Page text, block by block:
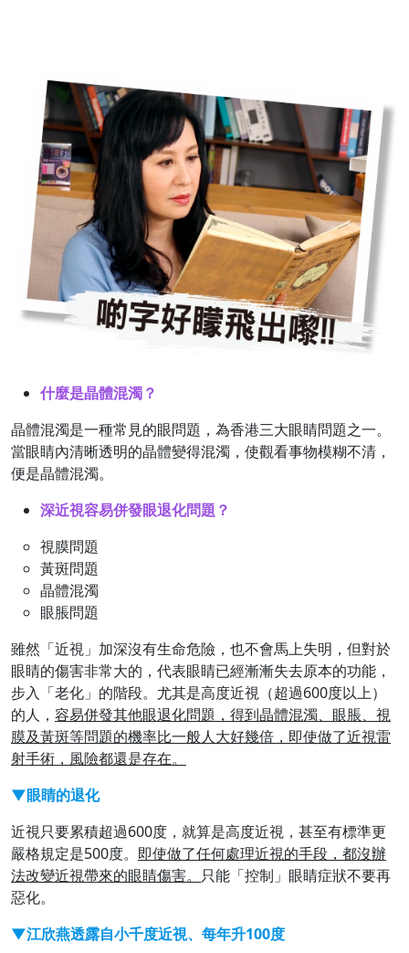
什麼是晶體混濁？
晶體混濁是一種常見的眼問題，為香港三大眼睛問題之一。
當眼睛內清晰透明的晶體變得混濁，使觀看事物模糊不清，
便是晶體混濁。
深近視容易併發眼退化問題？
視膜問題
黃斑問題
晶體混濁
眼脹問題
雖然「近視」加深沒有生命危險，也不會馬上失明，但對於
眼睛的傷害非常大的，代表眼睛已經漸漸失去原本的功能，
步入「老化」的階段。尤其是高度近視（超過600度以上）
的人， 容易併發其他眼退化問題，得到晶體混濁、眼脹、視
膜及黃斑等問題的機率比一般人大好幾倍，即使做了近視雷
射手術，風險都還是存在。
▼眼睛的退化
近視只要累積超過600度，就算是高度近視，甚至有標準更
嚴格規定是500度。 即使做了任何處理近視的手段，都沒辦
法改變近視帶來的眼睛傷害。 只能「控制」眼睛症狀不要再
惡化。
▼江欣燕透露自小千度近視、每年升100度